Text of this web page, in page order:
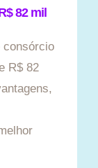
82 mil
consórcio
R$ 82